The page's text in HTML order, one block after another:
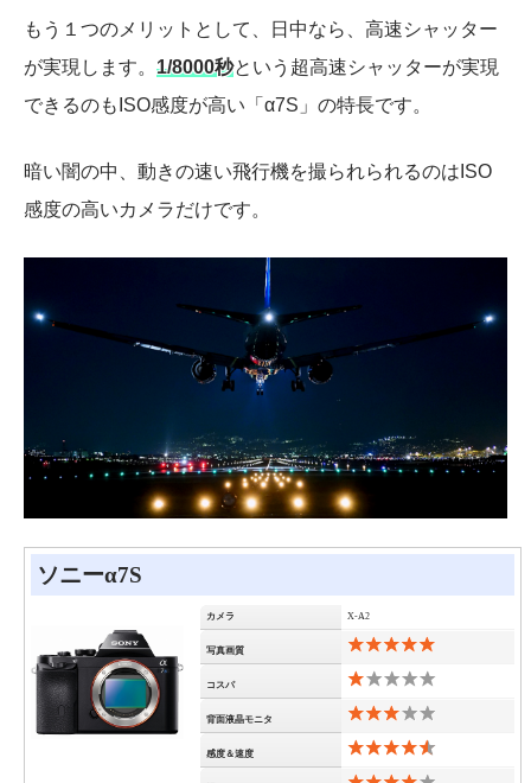
もう１つのメリットとして、日中なら、高速シャッター
が実現します。 1/8000秒という超高速シャッターが実現
できるのもISO感度が高い「α7S」の特長です。
暗い闇の中、動きの速い飛行機を撮られられるのはISO
感度の高いカメラだけです。
ソニーα7S
カメラ X-A2
写真画質
コスパ
背面液晶モニタ
感度＆速度